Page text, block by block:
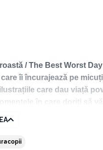
/ The Best Worst
îi încurajează pe
care dau viață
în care doriți să
autorul a numeroase cărți
Dailey